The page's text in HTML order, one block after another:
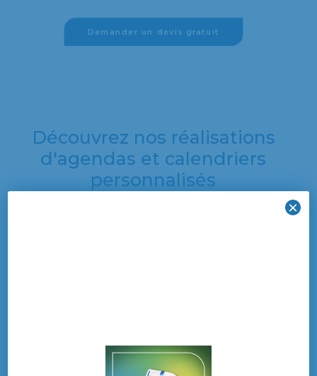
Demander un devis gratuit
Découvrez nos réalisations
d'agendas et calendriers
personnalisés
×